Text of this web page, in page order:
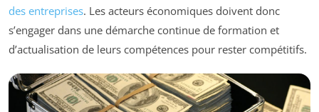
des entreprises. Les acteurs économiques doivent donc
s’engager dans une démarche continue de formation et
d’actualisation de leurs compétences pour rester compétitifs.